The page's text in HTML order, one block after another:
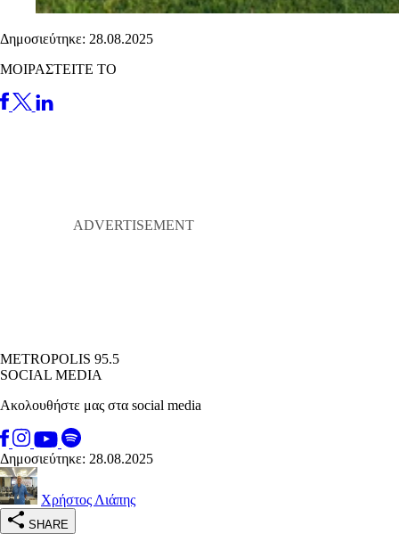
Δημοσιεύτηκε: 28.08.2025
ΜΟΙΡΑΣΤΕΙΤΕ ΤΟ
METROPOLIS 95.5
SOCIAL MEDIA
Ακολουθήστε μας στα social media
Δημοσιεύτηκε: 28.08.2025
Χρήστος Λιάπης
SHARE